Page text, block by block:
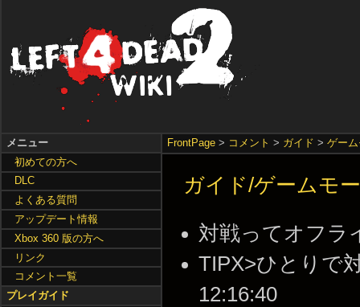
FrontPage > コメント > ガイド >ゲー
ガイド/ゲームモ
対戦ってオフラ
TIPX>ひとりで
12:16:40
メニュー
初めての方へ
DLC
よくある質問
アップデート情報
Xbox 360 版の方へ
リンク
コメント一覧
プレイガイド